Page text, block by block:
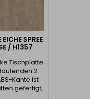
SPREE
/ H1357
Tischplatte
2
Kante ist
gefertigt,